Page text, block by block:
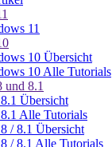
11
10 Übersicht
10 Alle Tutorials
und 8.1
Übersicht
Alle Tutorials
/ 8.1 Übersicht
/ 8.1 Alle Tutorials